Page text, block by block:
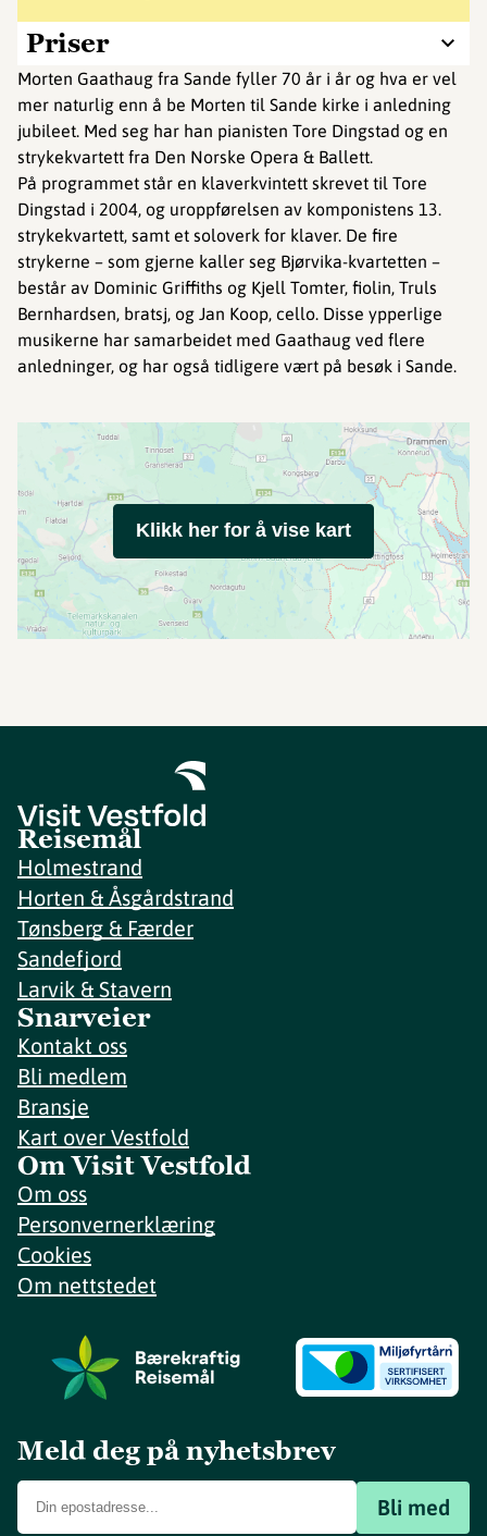
Priser
Morten Gaathaug fra Sande fyller 70 år i år og hva er vel
mer naturlig enn å be Morten til Sande kirke i anledning
jubileet. Med seg har han pianisten Tore Dingstad og en
strykekvartett fra Den Norske Opera & Ballett.
På programmet står en klaverkvintett skrevet til Tore
Dingstad i 2004, og uroppførelsen av komponistens 13.
strykekvartett, samt et soloverk for klaver. De fire
strykerne – som gjerne kaller seg Bjørvika-kvartetten –
består av Dominic Griffiths og Kjell Tomter, fiolin, Truls
Bernhardsen, bratsj, og Jan Koop, cello. Disse ypperlige
musikerne har samarbeidet med Gaathaug ved flere
anledninger, og har også tidligere vært på besøk i Sande.
Klikk her for å vise kart
Reisemål
Holmestrand
Horten & Åsgårdstrand
Tønsberg & Færder
Sandefjord
Larvik & Stavern
Snarveier
Kontakt oss
Bli medlem
Bransje
Kart over Vestfold
Om Visit Vestfold
Om oss
Personvernerklæring
Cookies
Om nettstedet
Meld deg på nyhetsbrev
Bli med